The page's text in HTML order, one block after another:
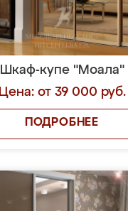
Шкаф-купе "Моала"
Цена: от 39 000 руб.
ПОДРОБНЕЕ